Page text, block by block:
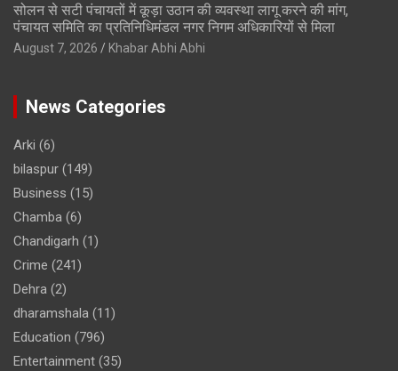
सोलन से सटी पंचायतों में कूड़ा उठान की व्यवस्था लागू करने की मांग,
पंचायत समिति का प्रतिनिधिमंडल नगर निगम अधिकारियों से मिला
August 7, 2026 Khabar Abhi Abhi
News Categories
Arki (6)
bilaspur (149)
Business (15)
Chamba (6)
Chandigarh (1)
Crime (241)
Dehra (2)
dharamshala (11)
Education (796)
Entertainment (35)